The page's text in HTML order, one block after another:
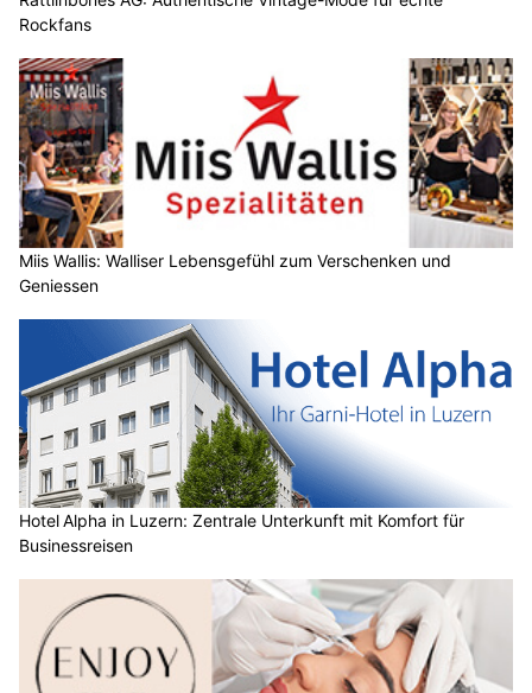
Rockfans
Miis Wallis: Walliser Lebensgefühl zum Verschenken und
Geniessen
Hotel Alpha in Luzern: Zentrale Unterkunft mit Komfort für
Businessreisen